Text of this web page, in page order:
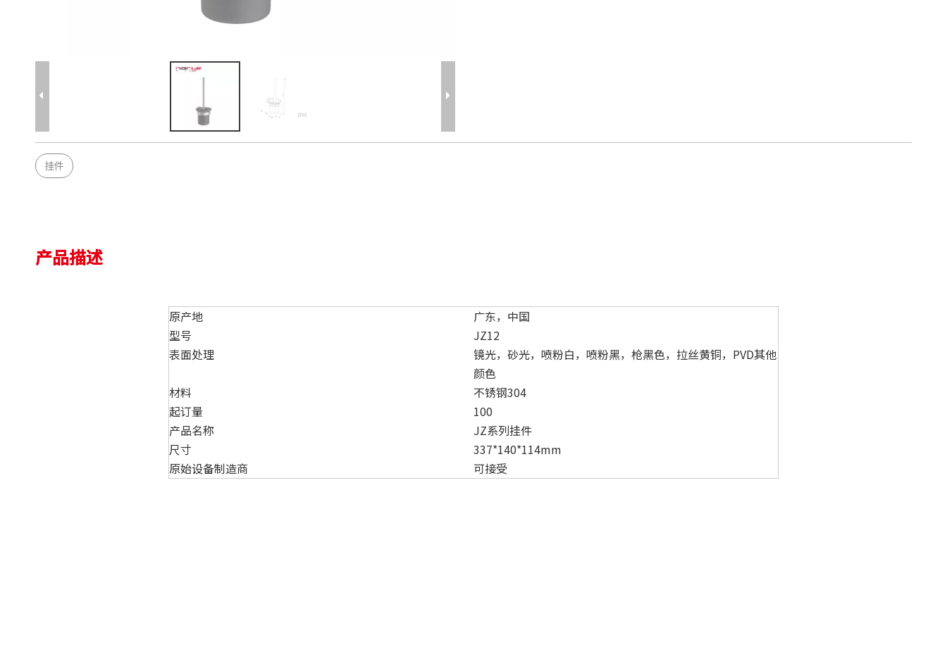
挂件
产品描述
原产地
广东，中国
型号
JZ12
表面处理
镜光，砂光，喷粉白，喷粉黑，枪黑色，拉丝黄铜，PVD其他
颜色
材料
不锈钢304
起订量
100
产品名称
JZ系列挂件
尺寸
337*140*114mm
原始设备制造商
可接受